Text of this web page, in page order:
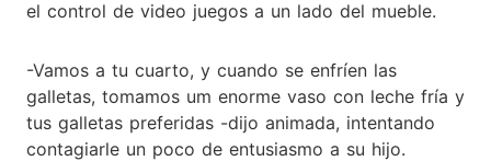
el control de video juegos a un lado del mueble.
-Vamos a tu cuarto, y cuando se enfríen las
galletas, tomamos um enorme vaso con leche fría y
tus galletas preferidas -dijo animada, intentando
contagiarle un poco de entusiasmo a su hijo.